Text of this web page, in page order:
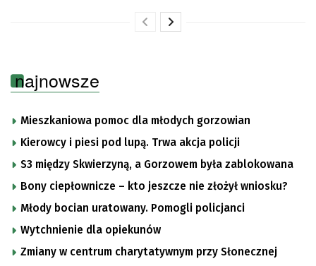
najnowsze
Mieszkaniowa pomoc dla młodych gorzowian
Kierowcy i piesi pod lupą. Trwa akcja policji
S3 między Skwierzyną, a Gorzowem była zablokowana
Bony ciepłownicze – kto jeszcze nie złożył wniosku?
Młody bocian uratowany. Pomogli policjanci
Wytchnienie dla opiekunów
Zmiany w centrum charytatywnym przy Słonecznej